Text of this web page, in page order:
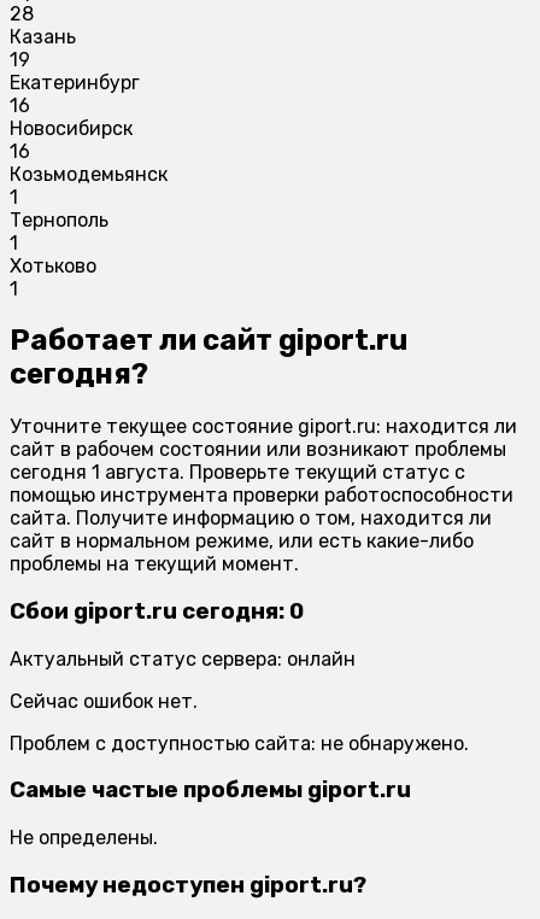
28
Казань
19
Екатеринбург
16
Новосибирск
16
Козьмодемьянск
1
Тернополь
1
Хотьково
1
Работает ли сайт giport.ru
сегодня?
Уточните текущее состояние giport.ru: находится ли
сайт в рабочем состоянии или возникают проблемы
сегодня 1 августа. Проверьте текущий статус с
помощью инструмента проверки работоспособности
сайта. Получите информацию о том, находится ли
сайт в нормальном режиме, или есть какие-либо
проблемы на текущий момент.
Сбои giport.ru сегодня: 0
Актуальный статус сервера: онлайн
Сейчас ошибок нет.
Проблем с доступностью сайта: не обнаружено.
Самые частые проблемы giport.ru
Не определены.
Почему недоступен giport.ru?